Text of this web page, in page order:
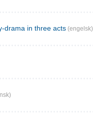
drama in three acts (engelsk)